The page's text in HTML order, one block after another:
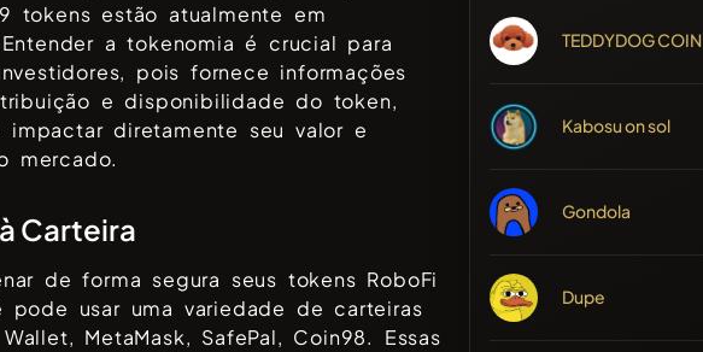
tokens estão atualmente em
a tokenomia é crucial para
pois fornece informações
e disponibilidade do token,
impactar diretamente seu valor e
mercado.
Carteira
de forma segura seus tokens RoboFi
pode usar uma variedade de carteiras
Wallet, MetaMask, SafePal, Coin98. Essas
TEDDYDOG COIN
Kabosu on sol
Gondola
Dupe